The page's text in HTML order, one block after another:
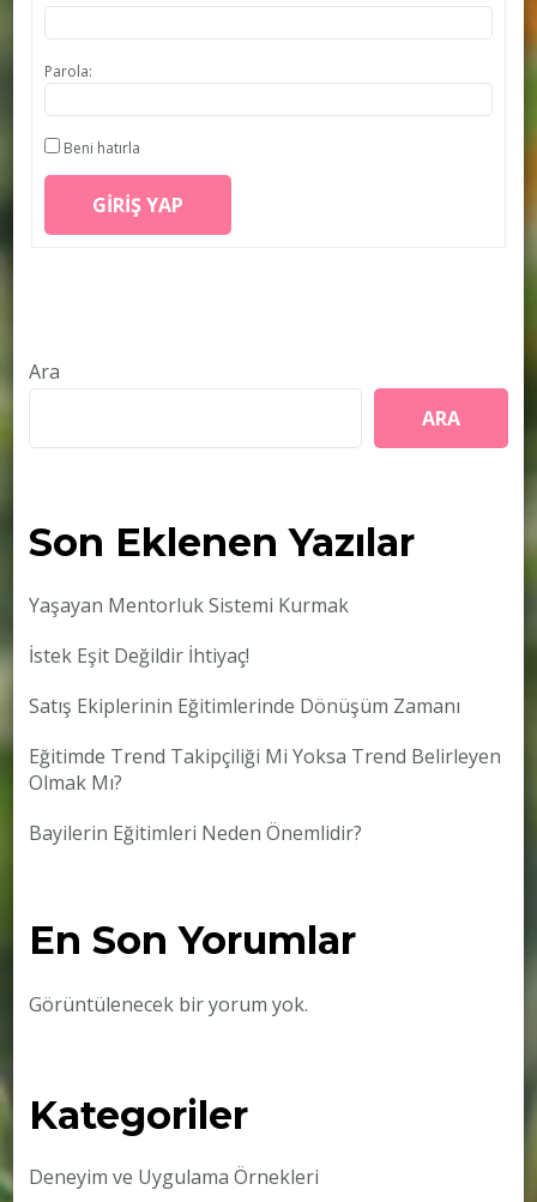
Parola:
Beni hatırla
GIRIŞ YAP
Ara
ARA
Son Eklenen Yazılar
Yaşayan Mentorluk Sistemi Kurmak
İstek Eşit Değildir İhtiyaç!
Satış Ekiplerinin Eğitimlerinde Dönüşüm Zamanı
Eğitimde Trend Takipçiliği Mi Yoksa Trend Belirleyen
Olmak Mı?
Bayilerin Eğitimleri Neden Önemlidir?
En Son Yorumlar
Görüntülenecek bir yorum yok.
Kategoriler
Deneyim ve Uygulama Örnekleri